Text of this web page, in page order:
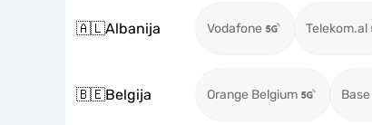
🇦🇱Albanija Vodafone Telekom.al
🇧🇪Belgija Orange Belgium Base